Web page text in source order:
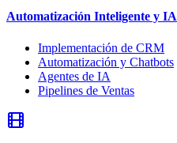
Automatización Inteligente y IA
Implementación de CRM
Automatización y Chatbots
Agentes de IA
Pipelines de Ventas